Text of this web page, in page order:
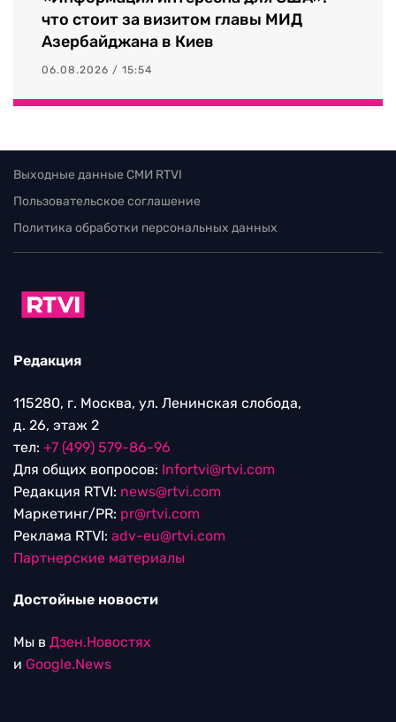
что стоит за визитом главы МИД
Азербайджана в Киев
06.08.2026 / 15:54
Выходные данные СМИ RTVI
Пользовательское соглашение
Политика обработки персональных данных
Редакция
115280, г. Москва, ул. Ленинская слобода,
д. 26, этаж 2
тел: +7 (499) 579-86-96
Для общих вопросов: Infortvi@rtvi.com
Редакция RTVI: news@rtvi.com
Маркетинг/PR: pr@rtvi.com
Реклама RTVI: adv-eu@rtvi.com
Партнерские материалы
Достойные новости
Мы в Дзен.Новостях
и Google.News